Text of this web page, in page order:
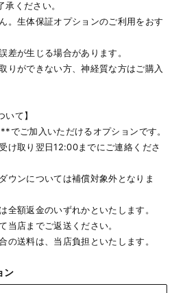
承ください。
。生体保証オプションのご利用をおす
が生じる場合があります。
りができない方、神経質な方はご購入
いて】
ご加入いただけるオプションです。
け取り翌日12:00までにご連絡くださ
ウンについては補償対象外となりま
額返金のいずれかといたします。
店までご返送ください。
送料は、当店負担といたします。
ン